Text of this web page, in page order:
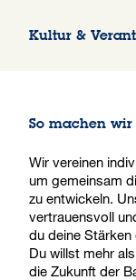
Kultur &
So machen
Wir vereinen
um gemeinsam
zu entwickeln.
vertrauensvoll
du deine Stärken
Du willst mehr
die Zukunft der